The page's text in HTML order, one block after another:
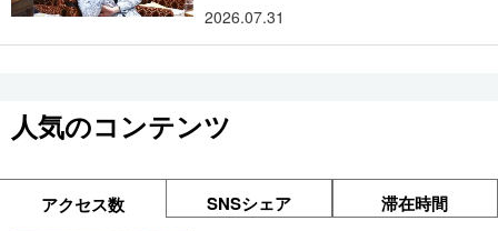
2026.07.31
人気のコンテンツ
アクセス数 SNSシェア 滞在時間